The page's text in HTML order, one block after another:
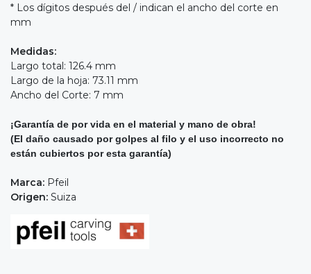
* Los dígitos después del / indican el ancho del corte en
mm
Medidas:
Largo total: 126.4 mm
Largo de la hoja: 73.11 mm
Ancho del Corte: 7 mm
¡Garantía de por vida en el material y mano de obra!
(El daño causado por golpes al filo y el uso incorrecto no
están cubiertos por esta garantía)
Marca: Pfeil
Origen: Suiza